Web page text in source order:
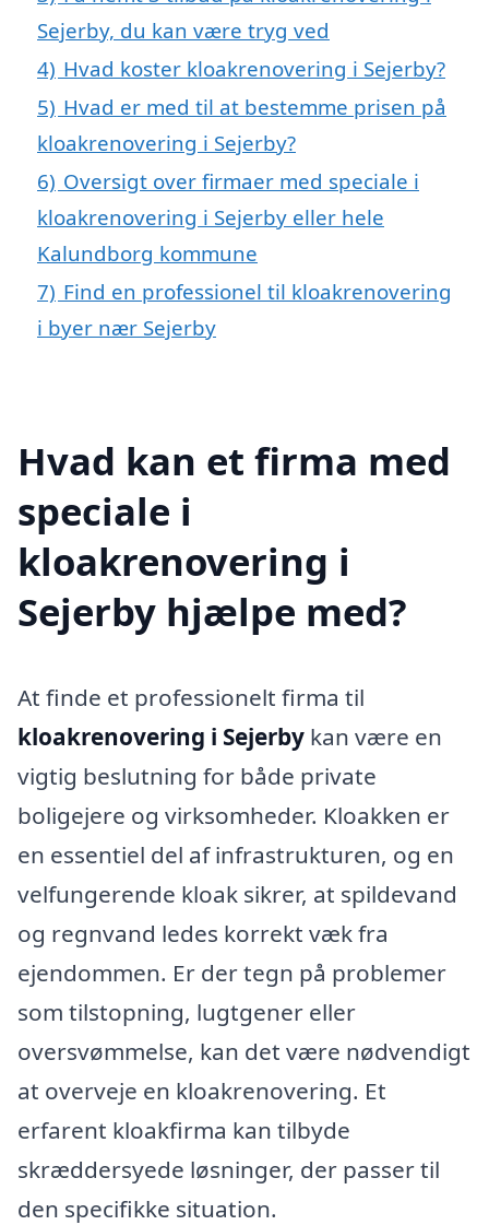
Sejerby, du kan være tryg ved
4) Hvad koster kloakrenovering i Sejerby?
5) Hvad er med til at bestemme prisen på
kloakrenovering i Sejerby?
6) Oversigt over firmaer med speciale i
kloakrenovering i Sejerby eller hele
Kalundborg kommune
7) Find en professionel til kloakrenovering
i byer nær Sejerby
Hvad kan et firma med
speciale i
kloakrenovering i
Sejerby hjælpe med?
At finde et professionelt firma til
kloakrenovering i Sejerby kan være en
vigtig beslutning for både private
boligejere og virksomheder. Kloakken er
en essentiel del af infrastrukturen, og en
velfungerende kloak sikrer, at spildevand
og regnvand ledes korrekt væk fra
ejendommen. Er der tegn på problemer
som tilstopning, lugtgener eller
oversvømmelse, kan det være nødvendigt
at overveje en kloakrenovering. Et
erfarent kloakfirma kan tilbyde
skræddersyede løsninger, der passer til
den specifikke situation.